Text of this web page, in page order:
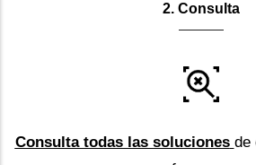
2. Consulta
Consulta todas las soluciones de